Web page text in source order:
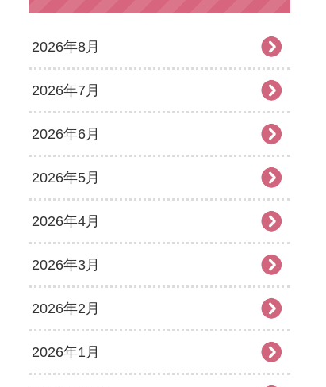
2026年8月
2026年7月
2026年6月
2026年5月
2026年4月
2026年3月
2026年2月
2026年1月